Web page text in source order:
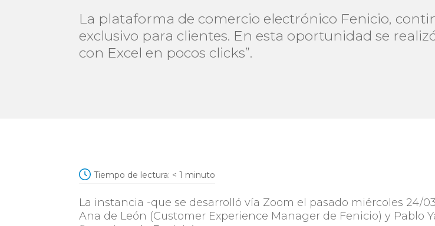
La plataforma de comercio electrónico Fenicio,
exclusivo para clientes. En esta oportunidad se
con Excel en pocos clicks”.
Tiempo de lectura: < 1 minuto
La instancia -que se desarrolló vía Zoom el pasado miércoles 24/
Ana de León (Customer Experience Manager de Fenicio) y Pablo